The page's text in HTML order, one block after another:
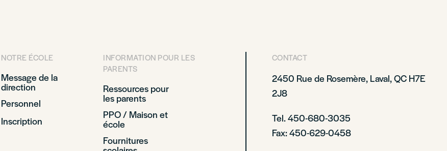
NOTRE ÉCOLE
Message de la
direction
Personnel
Inscription
INFORMATION POUR LES
PARENTS
Ressources pour
les parents
PPO / Maison et
école
Fournitures
CONTACT
2450 Rue de Rosemère, Laval, QC H7E
2J8
Tel. 450-680-3035
Fax: 450-629-0458